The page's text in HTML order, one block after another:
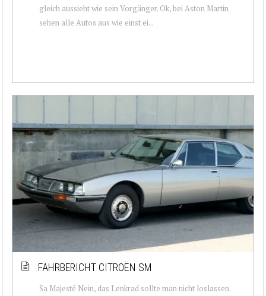
gleich aussieht wie sein Vorgänger. Ok, bei Aston Martin
sehen alle Autos aus wie einst ei...
FAHRBERICHT CITROËN SM
Sa Majesté Nein, das Lenkrad sollte man nicht loslassen.